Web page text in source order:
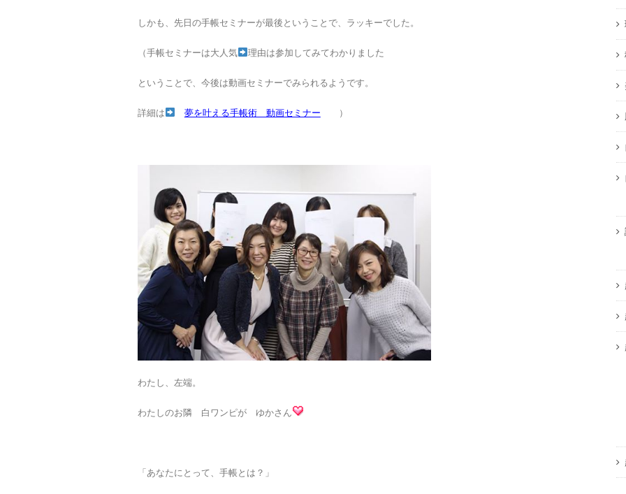
しかも、先日の手帳セミナーが最後ということで、ラッキーでした。
（手帳セミナーは大人気 理由は参加してみてわかりました
ということで、今後は動画セミナーでみられるようです。
詳細は 夢を叶える手帳術 動画セミナー ）
わたし、左端。
わたしのお隣 白ワンピが ゆかさん
「あなたにとって、手帳とは？」